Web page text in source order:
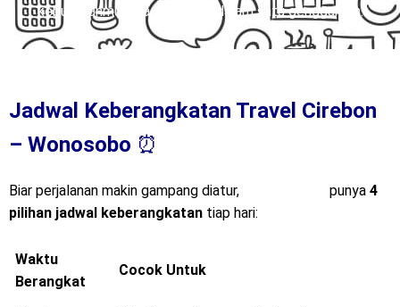
kebutuhanmu bisa terpenuhi dalam satu genggaman.
Jadwal Keberangkatan Travel Cirebon
– Wonosobo ⏰
Biar perjalanan makin gampang diatur, punya 4
pilihan jadwal keberangkatan tiap hari:
Waktu
Berangkat
Cocok Untuk